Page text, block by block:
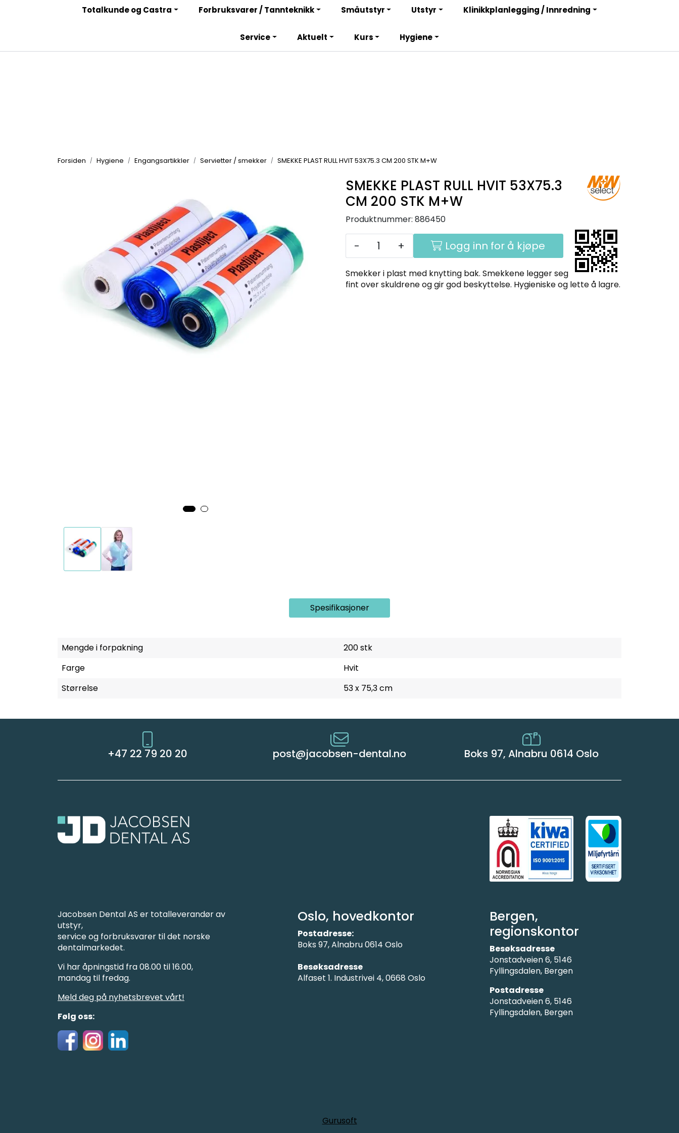
Bli totalkunde og få en rekke fordeler. Les mer!
Totalkunde og Castra Forbruksvarer / Tannteknikk Småutstyr Utstyr Klinikkplanlegging / Innredning
Service Aktuelt Kurs Hygiene
Forsiden Hygiene Engangsartikkler Servietter / smekker SMEKKE PLAST RULL HVIT 53X75.3 CM 200 STK M+W
SMEKKE PLAST RULL HVIT 53X75.3
CM 200 STK M+W
Produktnummer: 886450
- + Logg inn for å kjøpe
Smekker i plast med knytting bak. Smekkene legger seg
fint over skuldrene og gir god beskyttelse. Hygieniske og lette å lagre.
Spesifikasjoner
Mengde i forpakning
200 stk
Farge
Hvit
Størrelse
53 x 75,3 cm
+47 22 79 20 20 post@jacobsen-dental.no Boks 97, Alnabru 0614 Oslo
Jacobsen Dental AS er totalleverandør av
utstyr,
service og forbruksvarer til det norske
dentalmarkedet.
Vi har åpningstid fra 08.00 til 16.00,
mandag til fredag.
Meld deg på nyhetsbrevet vårt!
Følg oss:
Bergen,
regionskontor
Besøksadresse
Jonstadveien 6, 5146
Fyllingsdalen, Bergen
Postadresse
Jonstadveien 6, 5146
Fyllingsdalen, Bergen
Oslo, hovedkontor
Postadresse:
Boks 97, Alnabru 0614 Oslo
Besøksadresse
Alfaset 1. Industrivei 4, 0668 Oslo
Gurusoft